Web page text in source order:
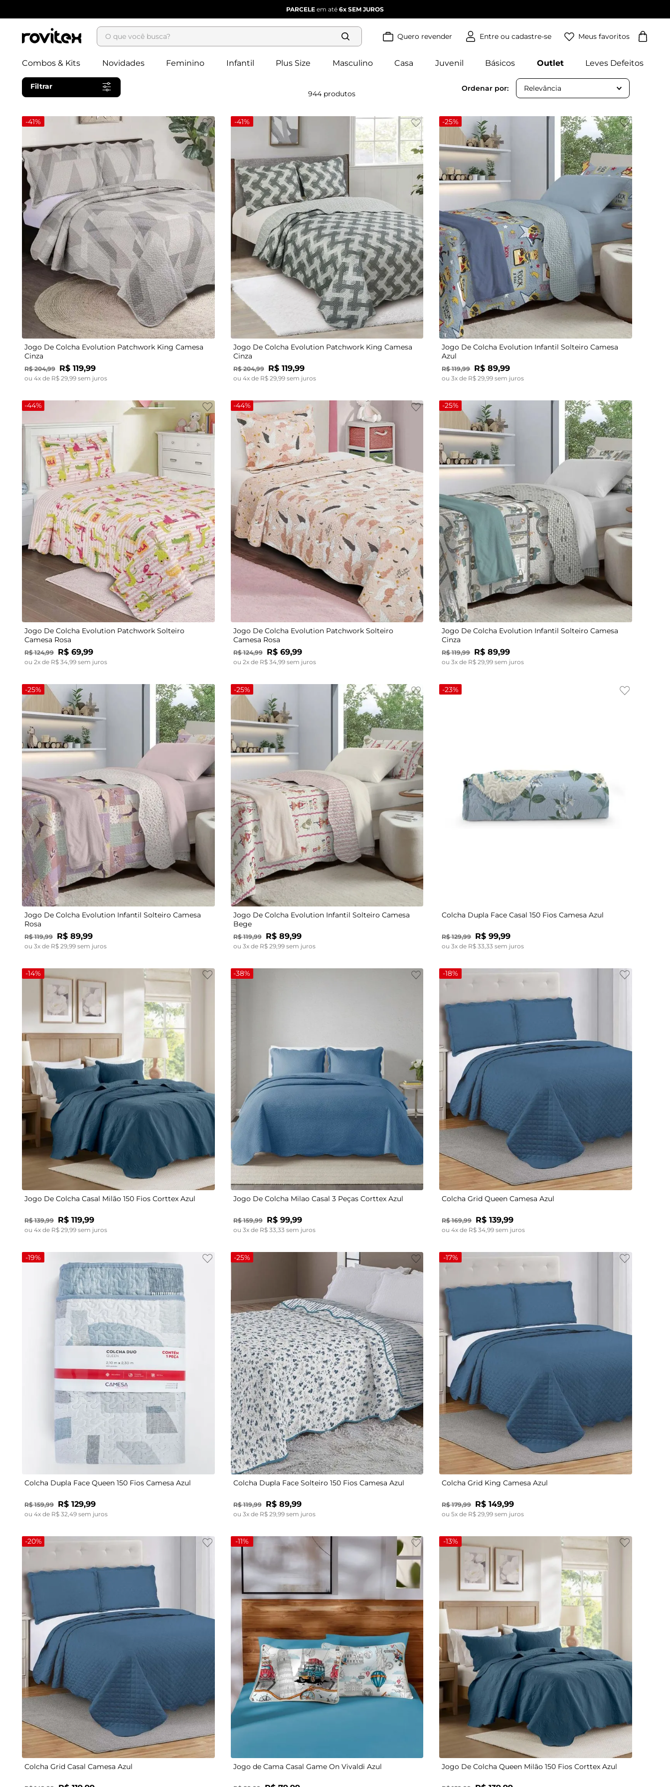
PARCELE em até 6x SEM JUROS
O que você busca?
Quero revender Meus favoritos
Combos & Kits Novidades Feminino Infantil Plus Size Masculino Casa Juvenil Básicos Outlet Leves Defeitos
Filtrar
944 produtos
Relevância
-41%
UN
Jogo De Colcha Evolution Patchwork King Camesa
Cinza
R$ 204,99 R$ 119,99
ou 4x de R$ 29 99 sem juros
-41%
Jogo De Colcha Evolution Patchwork King Camesa
Cinza
R$ 204,99 R$ 119,99
ou 4x de R$ 29, 99sem juros
-25%
UN
Jogo De Colcha Evolution Infantil Solteiro Camesa
Azul
R$ 119,99 R$ 89,99
ou3x de R$ 29 ,99 sem juros
-44%
UN
Jogo De Colcha Evolution Patchwork Solteiro
Camesa Rosa
R$ 124,99 R$ 69,99
ou 2x de R$ 34,99 sem juros
-44%
Jogo De Colcha Evolution Patchwork Solteiro
Camesa Rosa
R$ 124,99 R$ 69,99
ou 2x de R$ 34,99sem juros
-25%
Jogo De Colcha Evolution Infantil Solteiro Camesa
Cinza
R$ 119,99 R$ 89,99
ou3x de R$ 29,99 sem juros
-25%
Jogo De Colcha Evolution Infantil Solteiro Camesa
Rosa
R$ 119,99 R$ 89,99
ou 3x de R$ 29 99 sem juros
-25%
Jogo De Colcha Evolution Infantil Solteiro Camesa
Bege
R$ 119,99 R$ 89,99
ou 3x de R$ 29, 99sem juros
-23%
Colcha Dupla Face Casal 150 Fios Camesa Azul
R$ 129,99 R$ 99,99
ou3x de R$ 33 ,33 sem juros
-14%
Jogo De Colcha Casal Milão 150 Fios Corttex Azul
R$ 139,99 R$ 119,99
ou 4x de R$ 29,99 sem juros
-38%
UN
Jogo De Colcha Milao Casal 3 Peças Corttex Azul
R$ 159,99 R$ 99,99
ou 3x de R$ 33,33 sem juros
-18%
UN
Colcha Grid Queen Camesa Azul
R$ 169,99 R$ 139,99
ou4x de R$ 34,99 sem juros
-19%
UN
Colcha Dupla Face Queen 150 Fios Camesa Azul
R$ 159,99 R$ 129,99
ou 4x de R$ 32 49 sem juros
-25%
UN
Colcha Dupla Face Solteiro 150 Fios Camesa Azul
R$ 119,99 R$ 89,99
ou 3x de R$ 29, 99sem juros
-17%
UN
Colcha Grid King Camesa Azul
R$ 179,99 R$ 149,99
ou5x de R$ 29 ,99 sem juros
-20%
UN
Colcha Grid Casal Camesa Azul
-11%
Jogo de Cama Casal Game On Vivaldi Azul
-13%
Jogo De Colcha Queen Milão 150 Fios Corttex Azul
Termos mais
buscados
vestido
vestido
5
6º
feminino